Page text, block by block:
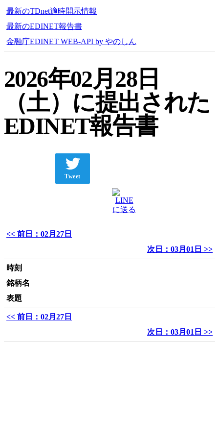
最新のTDnet適時開示情報
最新のEDINET報告書
金融庁EDINET WEB-API by やのしん
2026年02月28日
（土）に提出された
EDINET報告書
Tweet
<< 前日：02月27日
次日：03月01日 >>
時刻
銘柄名
表題
<< 前日：02月27日
次日：03月01日 >>